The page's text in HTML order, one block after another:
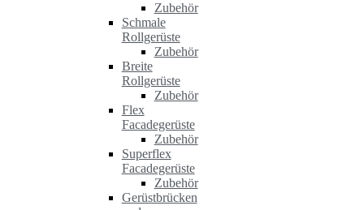
Zubehör
Schmale
Rollgerüste
Zubehör
Breite
Rollgerüste
Zubehör
Flex
Facadegerüste
Zubehör
Superflex
Facadegerüste
Zubehör
Gerüstbrücken